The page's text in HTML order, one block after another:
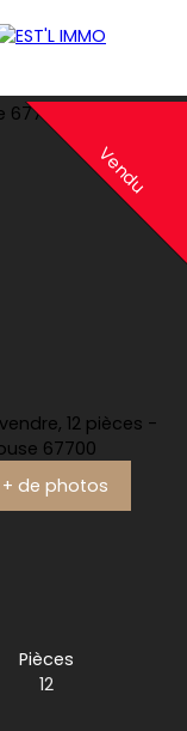
Vendu
+ de photos
Pièces
12